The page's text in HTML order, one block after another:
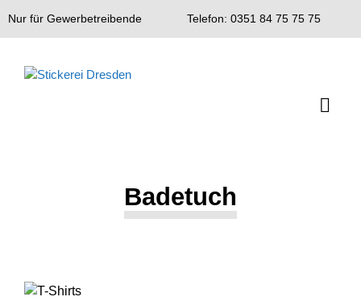
Nur für Gewerbetreibende Telefon: 0351 84 75 75 75
Badetuch